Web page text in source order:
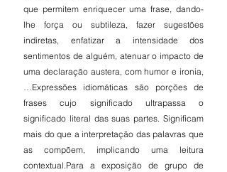
que permitem enriquecer uma frase, dando-
lhe força ou subtileza, fazer sugestões
indiretas, enfatizar a intensidade dos
sentimentos de alguém, atenuar o impacto de
uma declaração austera, com humor e ironia,
…Expressões idiomáticas são porções de
frases cujo significado ultrapassa o
significado literal das suas partes. Significam
mais do que a interpretação das palavras que
as compõem, implicando uma leitura
contextual.Para a exposição de grupo de